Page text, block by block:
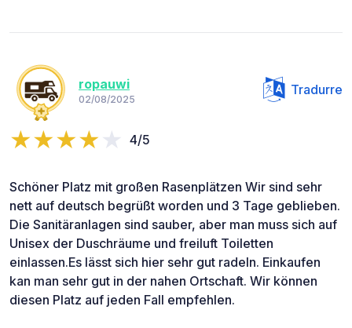
ropauwi
02/08/2025
Tradurre
4/5
Schöner Platz mit großen Rasenplätzen Wir sind sehr
nett auf deutsch begrüßt worden und 3 Tage geblieben.
Die Sanitäranlagen sind sauber, aber man muss sich auf
Unisex der Duschräume und freiluft Toiletten
einlassen.Es lässt sich hier sehr gut radeln. Einkaufen
kan man sehr gut in der nahen Ortschaft. Wir können
diesen Platz auf jeden Fall empfehlen.